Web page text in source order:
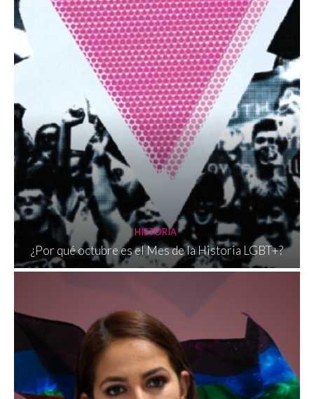
HISTORIA
¿Por qué octubre es el Mes de la Historia LGBT+?